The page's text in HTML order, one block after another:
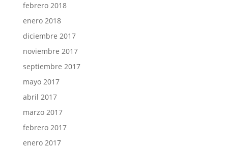
febrero 2018
enero 2018
diciembre 2017
noviembre 2017
septiembre 2017
mayo 2017
abril 2017
marzo 2017
febrero 2017
enero 2017